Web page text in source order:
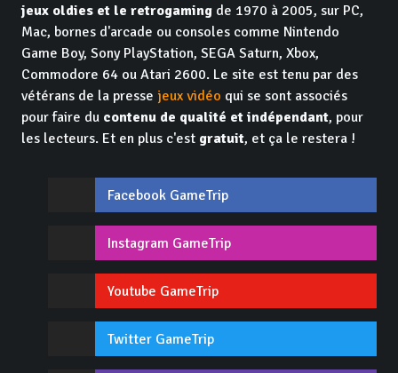
jeux oldies et le retrogaming de 1970 à 2005, sur PC,
Mac, bornes d'arcade ou consoles comme Nintendo
Game Boy, Sony PlayStation, SEGA Saturn, Xbox,
Commodore 64 ou Atari 2600. Le site est tenu par des
vétérans de la presse jeux vidéo qui se sont associés
pour faire du contenu de qualité et indépendant, pour
les lecteurs. Et en plus c'est gratuit, et ça le restera !
Facebook GameTrip
Instagram GameTrip
Youtube GameTrip
Twitter GameTrip